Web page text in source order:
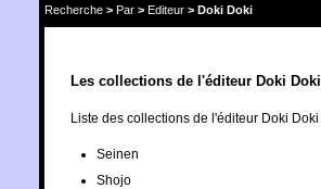
Recherche > Par > Editeur > Doki Doki
Les collections de l'éditeur Doki Doki
Liste des collections de l'éditeur Doki Doki
Seinen
Shojo